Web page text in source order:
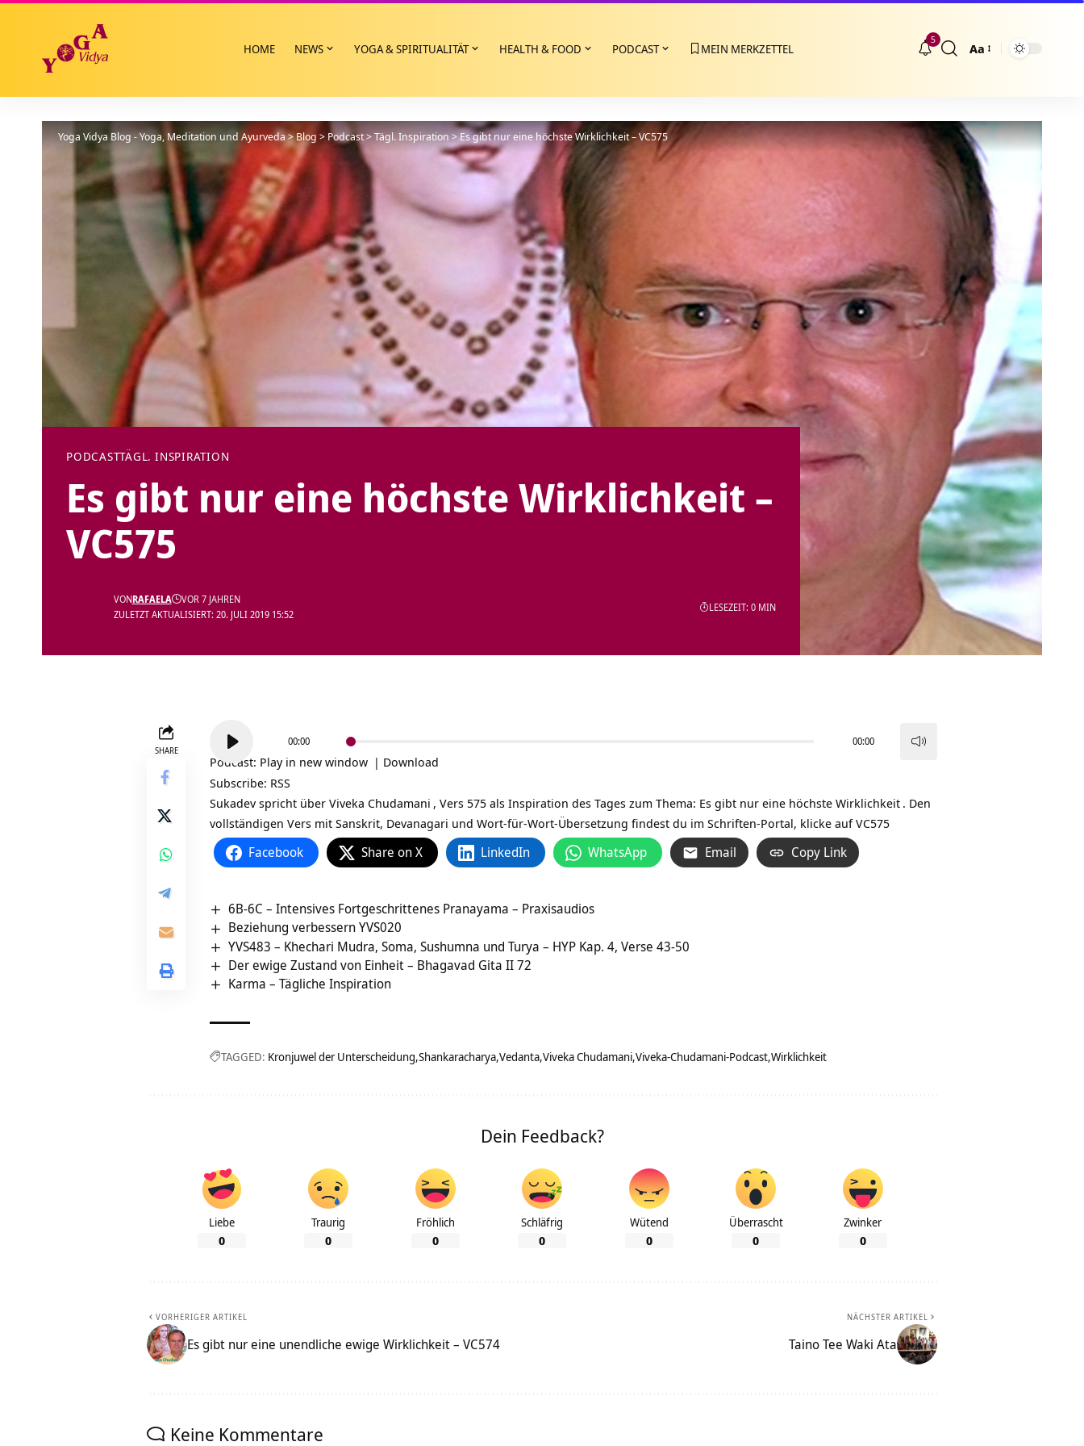
HOME NEWS YOGA & SPIRITUALITÄT HEALTH & FOOD PODCAST MEIN MERKZETTEL
5
Größenänderung
Aa
Yoga Vidya Blog - Yoga, Meditation und Ayurveda>Blog >Podcast>Tägl. Inspiration>Es gibt nur eine höchste Wirklichkeit – VC575
PODCASTTÄGL. INSPIRATION
Es gibt nur eine höchste Wirklichkeit –
VC575
ZULETZT AKTUALISIERT: 20. JULI 2019 15:52
VONRAFAELA VOR 7 JAHREN
LESEZEIT: 0 MIN
SHARE
Player
00:00 00:00
Podcast: Play in new window | Download
Subscribe: RSS
Sukadev spricht über Viveka Chudamani , Vers 575 als Inspiration des Tages zum Thema: Es gibt nur eine höchste Wirklichkeit . Den
vollständigen Vers mit Sanskrit, Devanagari und Wort-für-Wort-Übersetzung findest du im Schriften-Portal, klicke aufVC575
Facebook Share on X LinkedIn WhatsApp Email Copy Link
6B-6C – Intensives Fortgeschrittenes Pranayama – Praxisaudios
Beziehung verbessern YVS020
YVS483 – Khechari Mudra, Soma, Sushumna und Turya – HYP Kap. 4, Verse 43-50
Der ewige Zustand von Einheit – Bhagavad Gita II 72
Karma – Tägliche Inspiration
TAGGED: Kronjuwel der Unterscheidung Shankaracharya Vedanta Viveka Chudamani Viveka-Chudamani-Podcast Wirklichkeit
Dein Feedback?
Liebe
0
Traurig
0
Fröhlich
0
Schläfrig
0
Wütend
0
Überrascht
0
Zwinker
0
VORHERIGER ARTIKEL
Es gibt nur eine unendliche ewige Wirklichkeit – VC574
NÄCHSTER ARTIKEL
Taino Tee Waki Ata
Keine Kommentare